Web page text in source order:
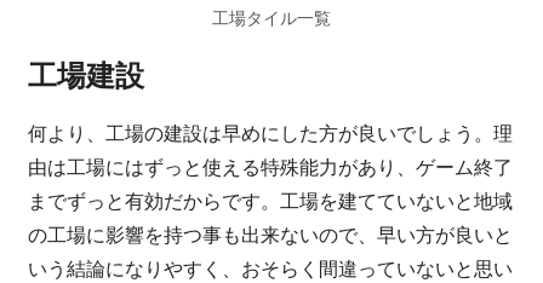
工場タイル一覧
工場建設
何より、工場の建設は早めにした方が良いでしょう。理
由は工場にはずっと使える特殊能力があり、ゲーム終了
までずっと有効だからです。工場を建てていないと地域
の工場に影響を持つ事も出来ないので、早い方が良いと
いう結論になりやすく、おそらく間違っていないと思い